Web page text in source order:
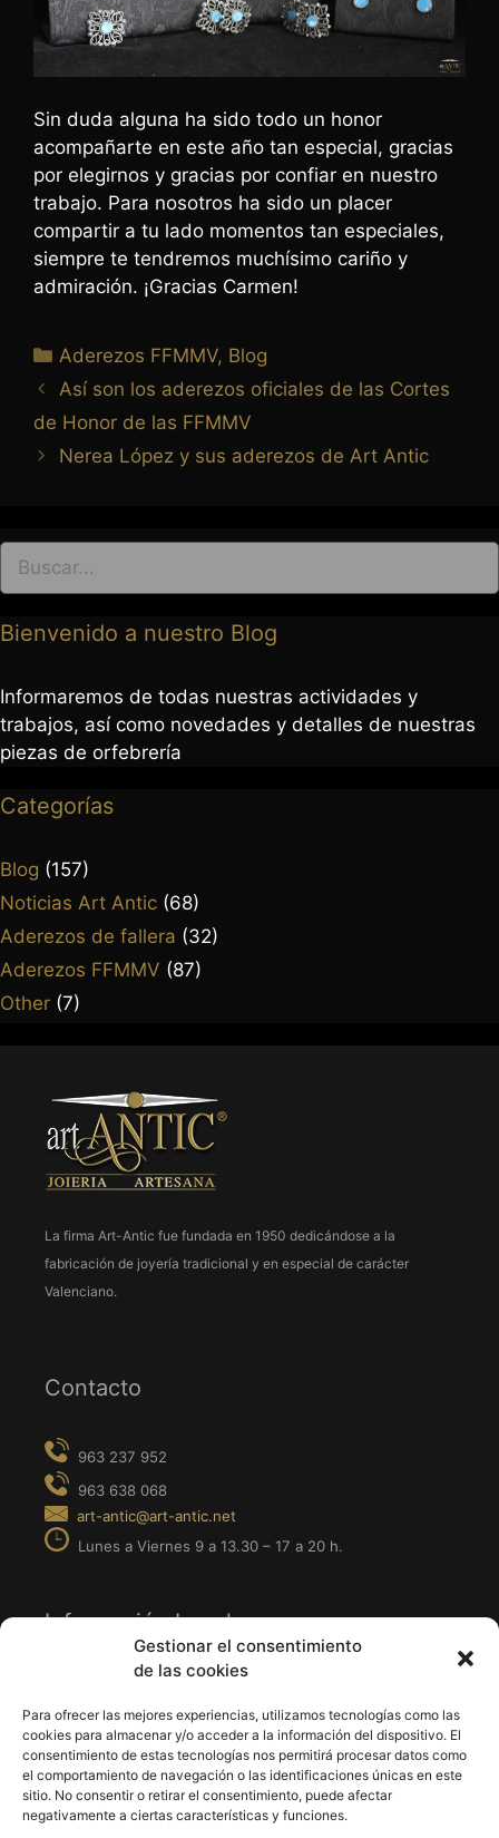
Gestionar el consentimiento
de las cookies
Para ofrecer las mejores experiencias, utilizamos tecnologías como las
cookies para almacenar y/o acceder a la información del dispositivo. El
consentimiento de estas tecnologías nos permitirá procesar datos como
el comportamiento de navegación o las identificaciones únicas en este
sitio. No consentir o retirar el consentimiento, puede afectar
negativamente a ciertas características y funciones.
Sin duda alguna ha sido todo un honor
acompañarte en este año tan especial, gracias
por elegirnos y gracias por confiar en nuestro
trabajo. Para nosotros ha sido un placer
compartir a tu lado momentos tan especiales,
siempre te tendremos muchísimo cariño y
admiración. ¡Gracias Carmen!
Aderezos FFMMV, Blog
Así son los aderezos oficiales de las Cortes
de Honor de las FFMMV
Nerea López y sus aderezos de Art Antic
Bienvenido a nuestro Blog
Informaremos de todas nuestras actividades y
trabajos, así como novedades y detalles de nuestras
piezas de orfebrería
Categorías
Blog (157)
Noticias Art Antic (68)
Aderezos de fallera (32)
Aderezos FFMMV (87)
Other (7)
La firma Art-Antic fue fundada en 1950 dedicándose a la
fabricación de joyería tradicional y en especial de carácter
Valenciano.
Contacto
963 237 952
963 638 068
Información Legal
· Política de Privacidad
· Política de Cookies
Síguenos en